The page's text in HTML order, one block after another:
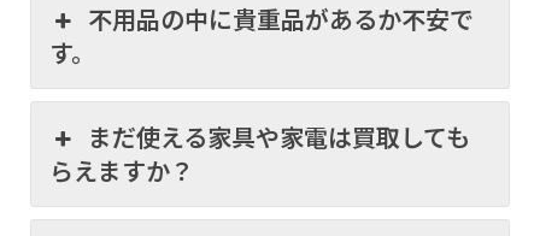
不用品の中に貴重品があるか不安で
す。
まだ使える家具や家電は買取しても
らえますか？